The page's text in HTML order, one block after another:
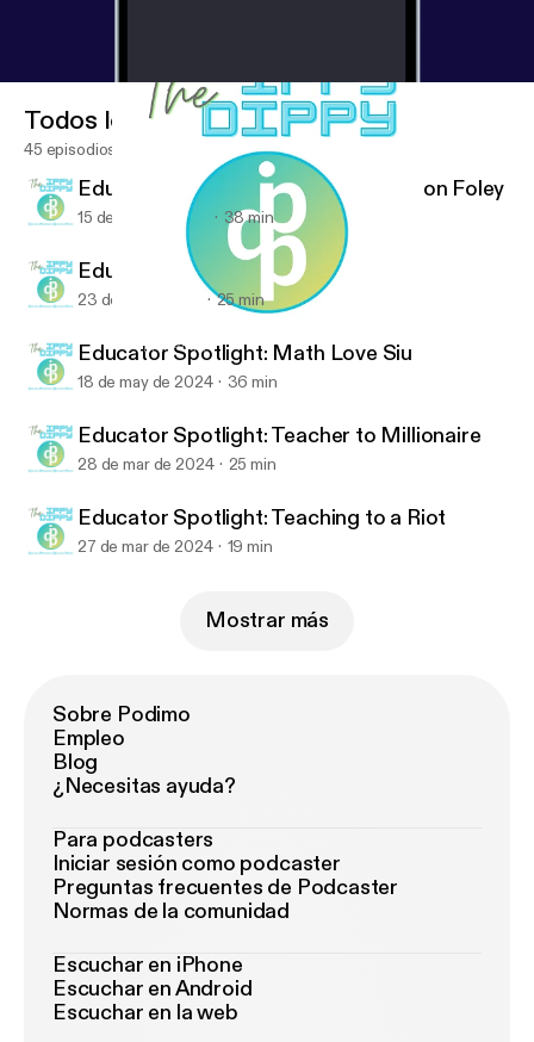
The Ippy Dippy
Todos los episodios
45 episodios
Educator Spotlight: Dr. Kate Anderson Foley
15 de nov de 2024 38 min
Educator Spotlight: Rt.Invests
23 de jul de 2024 25 min
Educator Spotlight: Math Love Siu
18 de may de 2024 36 min
Educator Spotlight: Teacher to Millionaire
28 de mar de 2024 25 min
Educator Spotlight: Teaching to a Riot
27 de mar de 2024 19 min
Mostrar más
Sobre Podimo
Empleo
Blog
¿Necesitas ayuda?
Para podcasters
Iniciar sesión como podcaster
Preguntas frecuentes de Podcaster
Normas de la comunidad
Escuchar en iPhone
Escuchar en Android
Escuchar en la web